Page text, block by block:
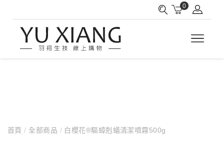
0
首頁/ 全部商品 /白櫻花®驅蟑剋蟻清潔噴霧500g